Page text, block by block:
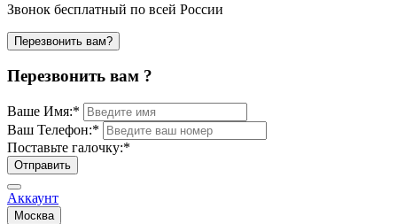
Звонок бесплатный по всей России
Перезвонить вам?
Перезвонить вам ?
Ваше Имя:*
Ваш Телефон:*
Поставьте галочку:*
Отправить
Аккаунт
Москва